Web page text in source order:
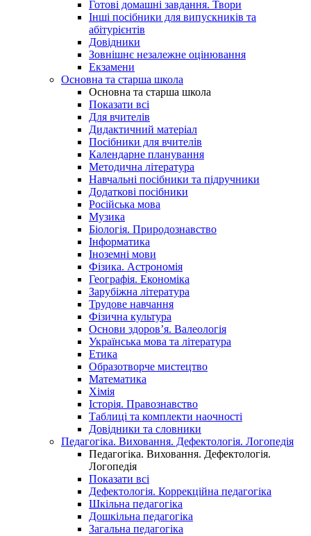
Готові домашні завдання. Твори
Інші посібники для випускників та
абітурієнтів
Довідники
Зовнішнє незалежне оцінювання
Екзамени
Основна та старша школа
Основна та старша школа
Показати всі
Для вчителів
Дидактичний матеріал
Посібники для вчителів
Календарне планування
Методична література
Навчальні посібники та підручники
Додаткові посібники
Російська мова
Музика
Біологія. Природознавство
Інформатика
Іноземні мови
Фізика. Астрономія
Географія. Економіка
Зарубіжна література
Трудове навчання
Фізична культура
Основи здоров’я. Валеологія
Українська мова та література
Етика
Образотворче мистецтво
Математика
Хімія
Історія. Правознавство
Таблиці та комплекти наочності
Довідники та словники
Педагогіка. Виховання. Дефектологія. Логопедія
Педагогіка. Виховання. Дефектологія.
Логопедія
Показати всі
Дефектологія. Коррекційна педагогіка
Шкільна педагогіка
Дошкільна педагогіка
Загальна педагогіка